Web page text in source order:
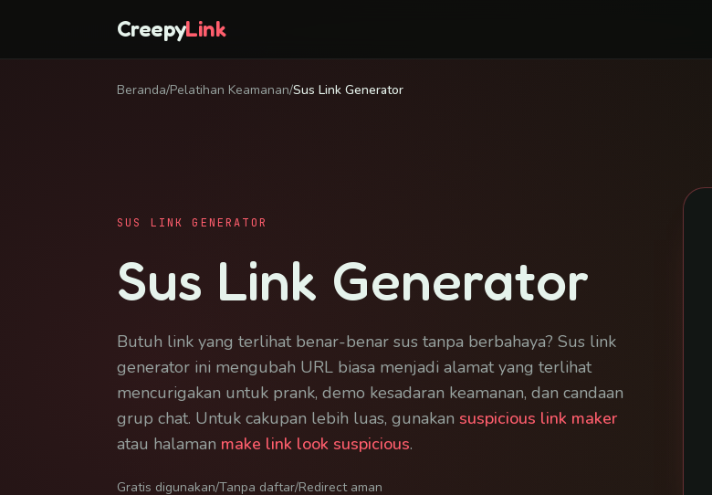
CreepyLink
Beranda/Pelatihan Keamanan/Sus Link Generator
SUS LINK GENERATOR
Sus Link Generator
Butuh link yang terlihat benar-benar sus tanpa berbahaya? Sus link
generator ini mengubah URL biasa menjadi alamat yang terlihat
mencurigakan untuk prank, demo kesadaran keamanan, dan candaan
grup chat. Untuk cakupan lebih luas, gunakan suspicious link maker
atau halaman make link look suspicious.
Gratis digunakan/Tanpa daftar/Redirect aman